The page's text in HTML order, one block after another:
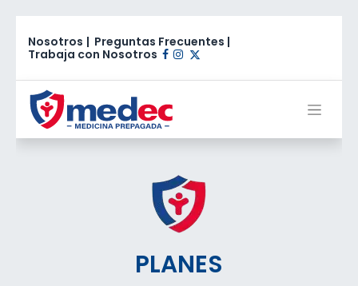
Nosotros | Preguntas Frecuentes |
Trabaja con Nosotros​
PLANES